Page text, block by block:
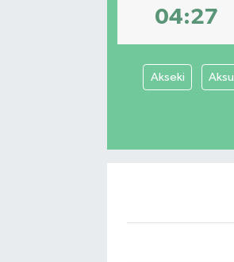
04:27
Akseki Aksu
Özel Haber